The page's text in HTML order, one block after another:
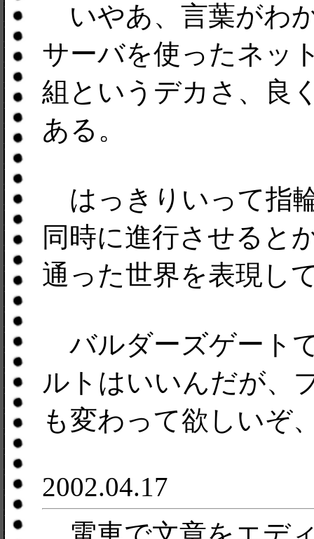
いやあ、言葉がわ
サーバを使ったネッ
組というデカさ、良
ある。
はっきりいって指
同時に進行させると
通った世界を表現し
バルダーズゲート
ルトはいいんだが、
も変わって欲しいぞ
2002.04.17